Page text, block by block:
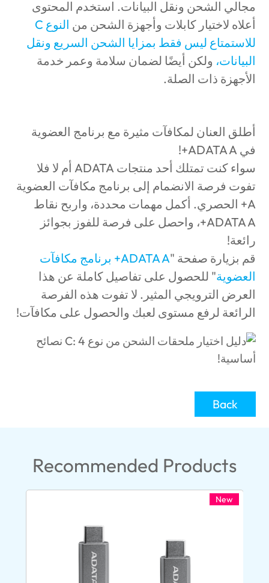
مجالي الشحن ونقل البيانات. استخدم المحتوى
أعلاه لاختيار كابلات وأجهزة الشحن من
النوع C
للاستمتاع ليس فقط بمزايا الشحن السريع ونقل
البيانات، ولكن أيضًا لضمان سلامة وعمر خدمة
الأجهزة ذات الصلة.
أطلق العنان لمكافآت مثيرة مع برنامج العضوية
في ADATA A+!
سواء كنت تمتلك أحد منتجات ADATA أم لا فلا
تفوت فرصة الانضمام إلى برنامج مكافآت العضوية
A+ الحصري. أكمل مهمات محددة، واربح نقاط
ADATA A+، واحصل على فرصة للفوز بجوائز
رائعة!
قم بزيارة صفحة "
ADATA A+ برنامج مكافآت
العضوية" للحصول على تفاصيل كاملة عن هذا
العرض الترويجي المثير. لا تفوت هذه الفرصة
الرائعة لرفع مستوى لعبك والحصول على مكافآت!
Back
Recommended Products
New